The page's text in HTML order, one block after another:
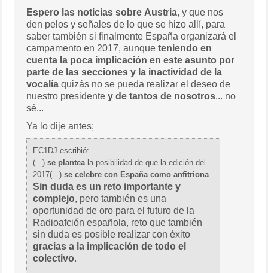
Espero las noticias sobre Austria, y que nos
den pelos y señales de lo que se hizo allí, para
saber también si finalmente España organizará el
campamento en 2017, aunqueteniendo en
cuenta la poca implicación en este asunto por
parte de las secciones y la inactividad de la
vocalía quizás no se pueda realizar el deseo de
nuestro presidentey de tantos de nosotros... no
sé...
Ya lo dije antes;
EC1DJ escribió:
(...)se plantea la posibilidad de que la edición del
2017(...)se celebre con España como anfitriona
Sin duda es un reto importante y
complejo, pero también es una
oportunidad de oro para el futuro de la
Radioafción española, reto que también
sin duda es posible realizar con éxito
gracias a la implicación de todo el
colectivo.